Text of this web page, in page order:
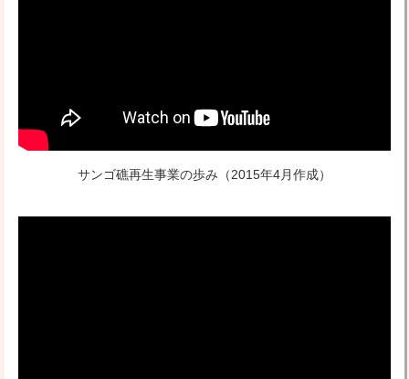
サンゴ礁再生事業の歩み （2015年4月作成）